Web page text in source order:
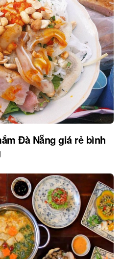
Đà Nẵng giá rẻ bình